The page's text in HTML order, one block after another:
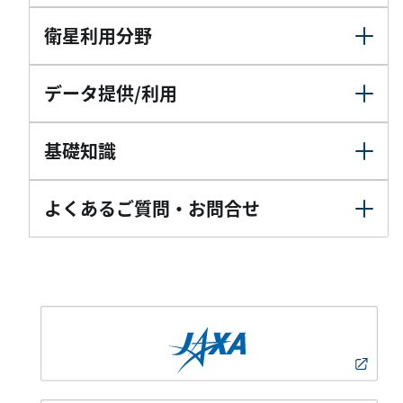
衛星利用分野
データ提供/利用
基礎知識
よくあるご質問・お問合せ